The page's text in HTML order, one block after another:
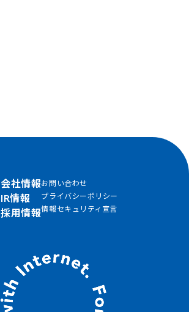
会社情報
IR情報
採用情報
お問い合わせ
プライバシーポリシー
情報セキュリティ宣言